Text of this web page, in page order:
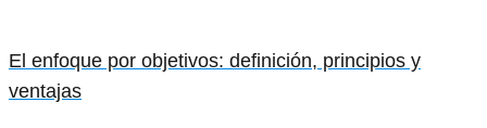
El enfoque por objetivos: definición, principios y
ventajas